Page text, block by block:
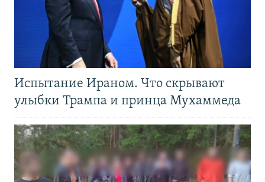
Испытание Ираном. Что скрывают
улыбки Трампа и принца Мухаммеда